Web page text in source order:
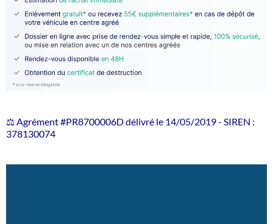
⚖️ Agrément #PR8700006D délivré le 14/05/2019 - SIREN :
378130074